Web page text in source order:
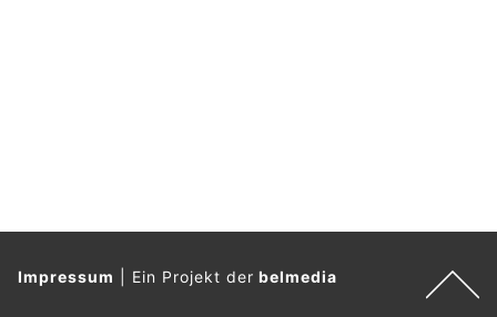
Impressum Ein Projekt derbelmedia